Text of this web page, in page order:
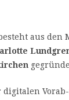
aus den